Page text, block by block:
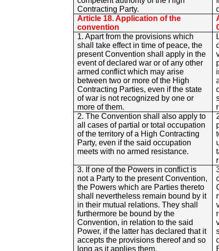
Contracting Party.
Article 18. Application of the
convention
1. Apart from the provisions which
shall take effect in time of peace, the
present Convention shall apply in the
event of declared war or of any other
armed conflict which may arise
between two or more of the High
Contracting Parties, even if the state
of war is not recognized by one or
more of them.
2. The Convention shall also apply to
all cases of partial or total occupation
of the territory of a High Contracting
Party, even if the said occupation
meets with no armed resistance.
3. If one of the Powers in conflict is
not a Party to the present Convention,
the Powers which are Parties thereto
shall nevertheless remain bound by it
in their mutual relations. They shall
furthermore be bound by the
Convention, in relation to the said
Power, if the latter has declared that it
accepts the provisions thereof and so
long as it applies them.